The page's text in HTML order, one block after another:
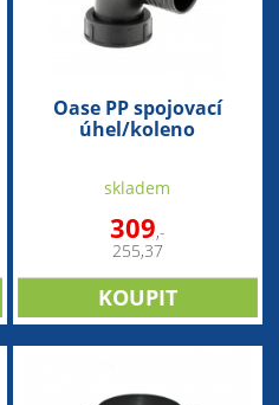
Oase PP spojovací
úhel/koleno
skladem
309,-
255,37